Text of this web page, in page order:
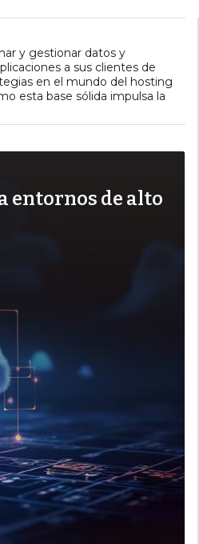
y gestionar datos y
a sus clientes de
en el mundo del hosting
esta base sólida impulsa la
entornos de alto